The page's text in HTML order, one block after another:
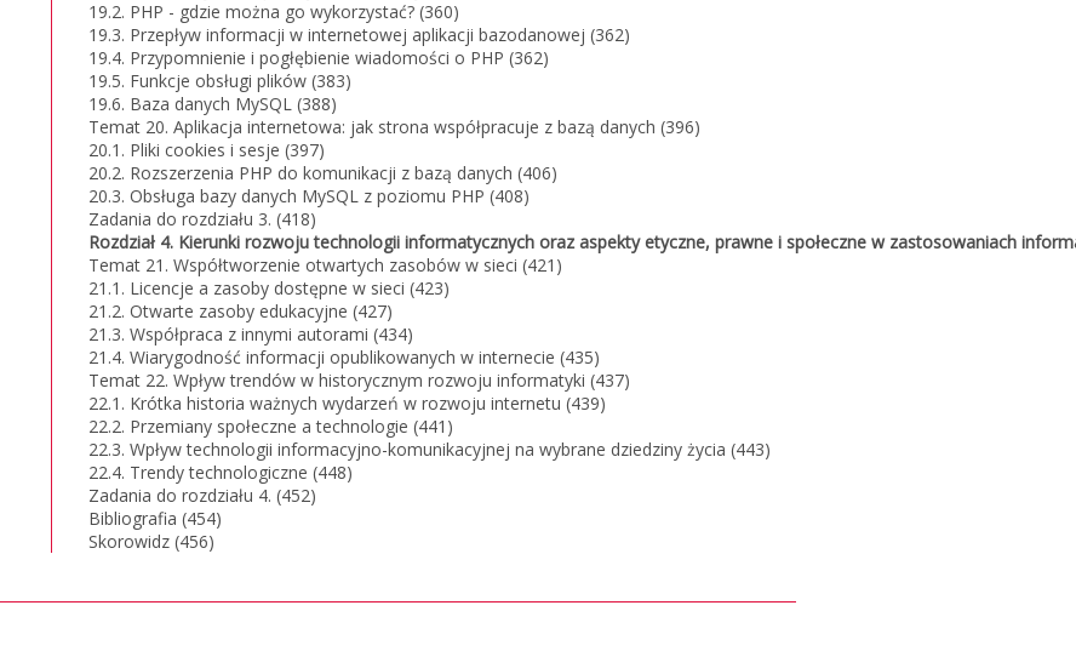
19.2. PHP - gdzie można go wykorzystać? (360)
19.3. Przepływ informacji w internetowej aplikacji bazodanowej (362)
19.4. Przypomnienie i pogłębienie wiadomości o PHP (362)
19.5. Funkcje obsługi plików (383)
19.6. Baza danych MySQL (388)
Temat 20. Aplikacja internetowa: jak strona współpracuje z bazą danych (396)
20.1. Pliki cookies i sesje (397)
20.2. Rozszerzenia PHP do komunikacji z bazą danych (406)
20.3. Obsługa bazy danych MySQL z poziomu PHP (408)
Zadania do rozdziału 3. (418)
Rozdział 4. Kierunki rozwoju technologii informatycznych oraz aspekty etyczne, prawne i społeczne w zastosowaniach
Temat 21. Współtworzenie otwartych zasobów w sieci (421)
21.1. Licencje a zasoby dostępne w sieci (423)
21.2. Otwarte zasoby edukacyjne (427)
21.3. Współpraca z innymi autorami (434)
21.4. Wiarygodność informacji opublikowanych w internecie (435)
Temat 22. Wpływ trendów w historycznym rozwoju informatyki (437)
22.1. Krótka historia ważnych wydarzeń w rozwoju internetu (439)
22.2. Przemiany społeczne a technologie (441)
22.3. Wpływ technologii informacyjno-komunikacyjnej na wybrane dziedziny życia (443)
22.4. Trendy technologiczne (448)
Zadania do rozdziału 4. (452)
Bibliografia (454)
Skorowidz (456)